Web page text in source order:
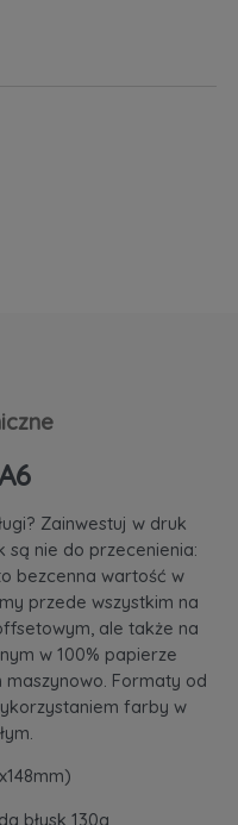
Zainwestuj w druk
są nie do przecenienia:
bezcenna wartość w
przede wszystkim na
ale także na
w 100% papierze
maszynowo. Formaty od
farby w
błysk 130g